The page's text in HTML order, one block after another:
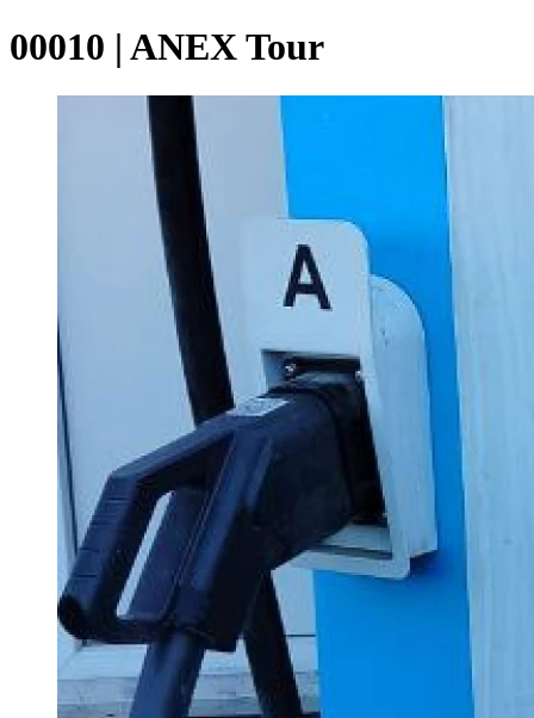
00010 | ANEX Tour